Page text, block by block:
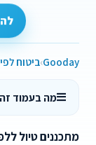
Gooday ביטוח
מה בעמוד